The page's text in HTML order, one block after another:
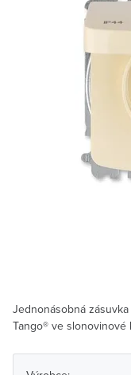
Jednonásobná
Tango® ve slonovinové